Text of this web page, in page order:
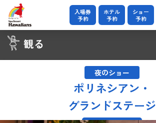
入場券
予約
ホテル
予約
ショー
予約
エテネタヒチアンズ
夜のショー
ポリネシアン・
グランドステージ